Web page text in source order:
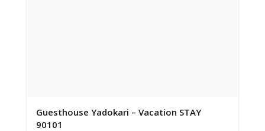
Guesthouse Yadokari – Vacation STAY
90101